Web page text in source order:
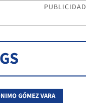
PUBLICIDAD
GÓMEZ VARA